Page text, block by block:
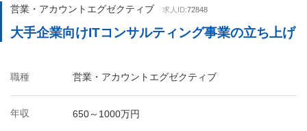
営業・アカウントエグゼクティブ 求人ID:72848
大手企業向けITコンサルティング事業の立ち上げ
職種 営業・アカウントエグゼクティブ
年収 650～1000万円